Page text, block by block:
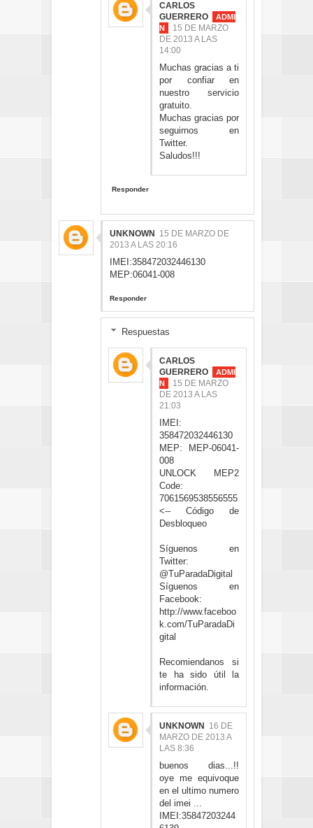
CARLOS
GUERRERO
15 DE MARZO
DE 2013 A LAS
14:00
Muchas gracias a ti
por confiar en
nuestro servicio
gratuito.
Muchas gracias por
seguirnos en
Twitter.
Saludos!!!
Responder
UNKNOWN
15 DE MARZO DE
2013 A LAS 20:16
IMEI:358472032446130
MEP:06041-008
Responder
Respuestas
CARLOS
GUERRERO
15 DE MARZO
DE 2013 A LAS
21:03
IMEI:
358472032446130
MEP: MEP-06041-
008
UNLOCK MEP2
Code:
7061569538556555
<-- Código de
Desbloqueo
Síguenos en
Twitter:
@TuParadaDigital
Síguenos en
Facebook:
http://www.faceboo
k.com/TuParadaDi
gital
Recomiendanos si
te ha sido útil la
información.
UNKNOWN
16 DE
MARZO DE 2013 A
LAS 8:36
buenos dias...!!
oye me equivoque
en el ultimo numero
del imei ...
IMEI:35847203244